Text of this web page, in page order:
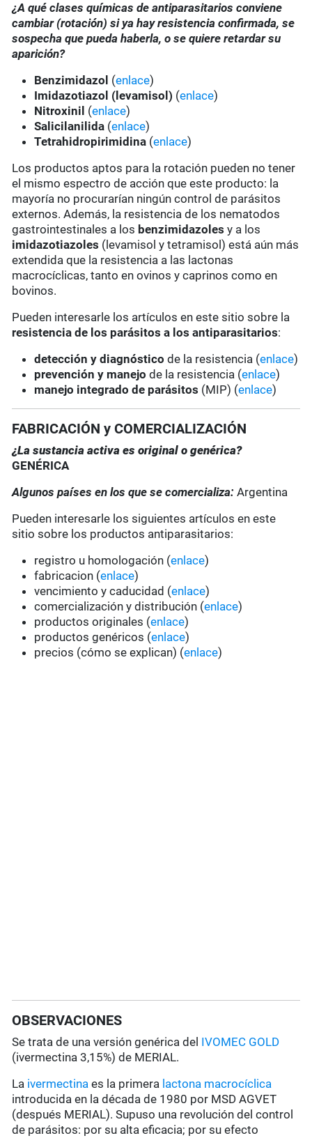
¿A qué clases químicas de antiparasitarios conviene
cambiar (rotación) si ya hay resistencia confirmada, se
sospecha que pueda haberla, o se quiere retardar su
aparición?
Benzimidazol (enlace)
Imidazotiazol (levamisol) (enlace)
Nitroxinil (enlace)
Salicilanilida (enlace)
Tetrahidropirimidina (enlace)
Los productos aptos para la rotación pueden no tener
el mismo espectro de acción que este producto: la
mayoría no procurarían ningún control de parásitos
externos. Además, la resistencia de los nematodos
gastrointestinales a los benzimidazoles y a los
imidazotiazoles (levamisol y tetramisol) está aún más
extendida que la resistencia a las lactonas
macrocíclicas, tanto en ovinos y caprinos como en
bovinos.
Pueden interesarle los artículos en este sitio sobre la
resistencia de los parásitos a los antiparasitarios:
detección y diagnóstico de la resistencia (enlace)
prevención y manejo de la resistencia (enlace)
manejo integrado de parásitos (MIP) (enlace)
FABRICACIÓN y COMERCIALIZACIÓN
¿La sustancia activa es original o genérica?
GENÉRICA
Algunos países en los que se comercializa:Argentina
Pueden interesarle los siguientes artículos en este
sitio sobre los productos antiparasitarios:
registro u homologación (enlace)
fabricacion (enlace)
vencimiento y caducidad (enlace)
comercialización y distribución (enlace)
productos originales (enlace)
productos genéricos (enlace)
precios (cómo se explican) (enlace)
OBSERVACIONES
Se trata de una versión genérica del IVOMEC GOLD
(ivermectina 3,15%) de MERIAL.
La ivermectina es la primera lactona macrocíclica
introducida en la década de 1980 por MSD AGVET
(después MERIAL). Supuso una revolución del control
de parásitos: por su alta eficacia; por su efecto